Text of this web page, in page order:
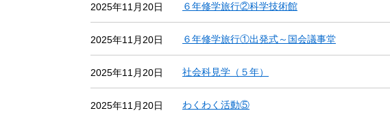
2025年11月20日 ６年修学旅行②科学技術館
2025年11月20日 ６年修学旅行①出発式～国会議事堂
2025年11月20日 社会科見学（５年）
2025年11月20日 わくわく活動⑤